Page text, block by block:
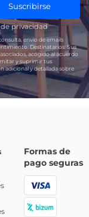
Suscribirse
privacidad
envío de emails
Destinatarios: Sus
acogido al acuerdo
y suprimir tus
adicional y detallada sobre
Formas de
pago seguras